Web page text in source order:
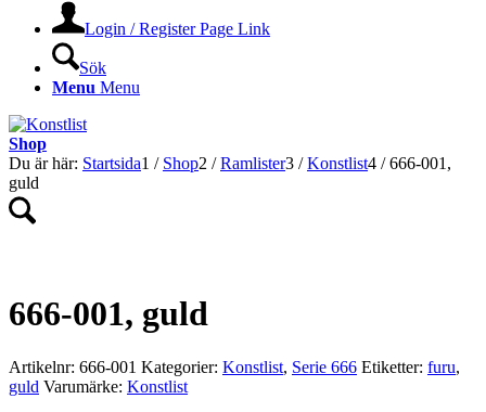
Login / Register Page Link
Sök
Menu Menu
Shop
Du är här: Startsida1 / Shop2 / Ramlister3 / Konstlist4 / 666-001,
guld
666-001, guld
Artikelnr: 666-001 Kategorier: Konstlist, Serie 666 Etiketter: furu,
guld Varumärke: Konstlist